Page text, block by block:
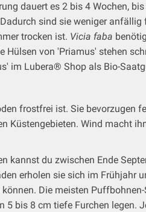
dauert es 2 bis 4 Wochen,
sind sie weniger
trocken ist. Vicia faba
von 'Priamus' stehen
im Lubera® Shop als Bio-
frostfrei ist. Sie bevorzugen
Wind macht
kannst du zwischen Ende
erholen sie sich im Frühjahr
Die meisten
bis 8 cm tiefe Furchen legen.